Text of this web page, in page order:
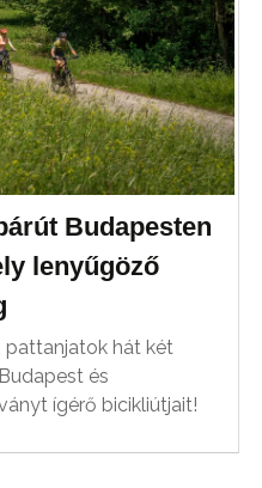
Budapesten
lenyűgöző
pattanjatok hát két
és
ígérő bicikliútjait!